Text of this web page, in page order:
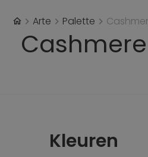
Arte Palette
Cashmere
Kleuren